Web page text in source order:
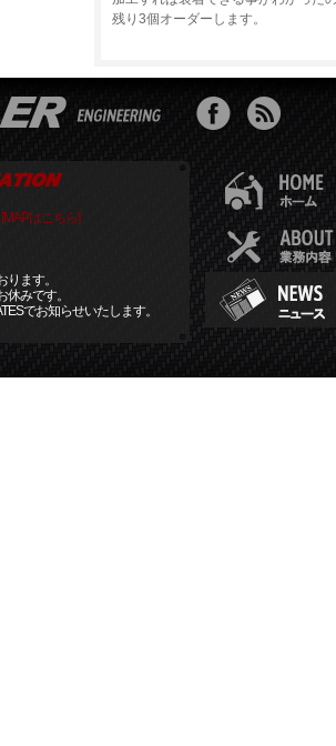
残り3個オーダーします。
[MAPはこちら]
ます。
みです。
でお知らせいたします。